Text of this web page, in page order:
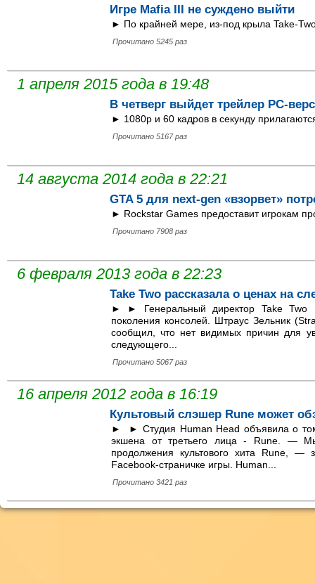
Игре Mafia III не суждено выйти
► По крайней мере, из-под крыла Take-
Прочитано 5245 раз
1 апреля 2015 года в 19:48
В четверг выйдет трейлер PC-
► 1080p и 60 кадров в секунду
Прочитано 5167 раз
14 августа 2014 года в 22:21
GTA 5 для next-gen «взорвет»
► Rockstar Games предоставит игрокам
Прочитано 7908 раз
6 февраля 2013 года в 22:23
Take Two рассказала о ценах на
► ► Генеральный директор Take Two
поколения консолей. Штраус Зельник
сообщил, что нет видимых причин для
следующего...
Прочитано 5067 раз
16 апреля 2012 года в 16:19
Культовый слэшер Rune может
► ► Студия Human Head объявила о
экшена от третьего лица - Rune. —
продолжения культового хита Rune, —
Facebook-страничке игры. Human...
Прочитано 3421 раз